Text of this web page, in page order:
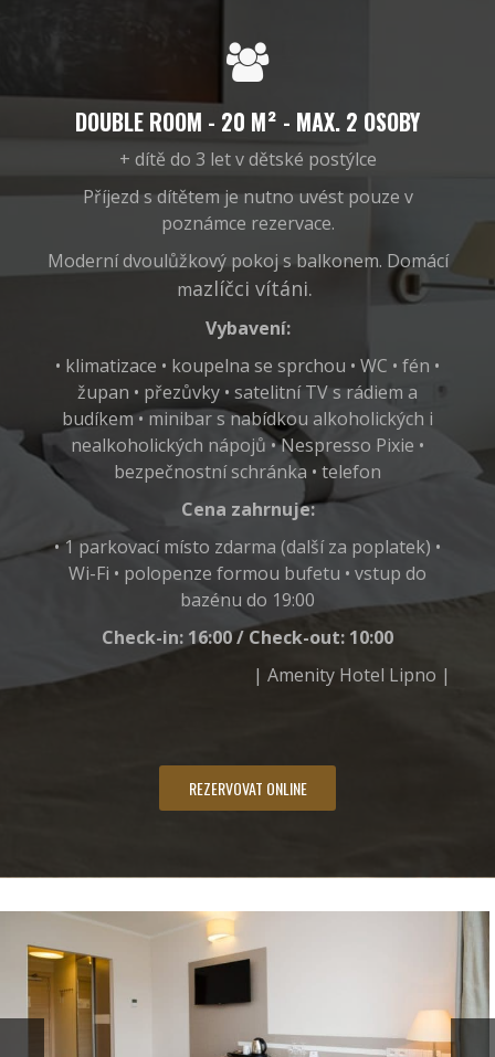
DOUBLE ROOM - 20 M² - MAX. 2 OSOBY
+ dítě do 3 let v dětské postýlce
Příjezd s dítětem je nutno uvést pouze v
poznámce rezervace.
Moderní dvoulůžkový pokoj s balkonem. Domácí
mazlíčci vítáni.
Vybavení:
• klimatizace • koupelna se sprchou • WC • fén •
župan • přezůvky • satelitní TV s rádiem a
budíkem • minibar s nabídkou alkoholických i
nealkoholických nápojů • Nespresso Pixie •
bezpečnostní schránka • telefon
Cena zahrnuje:
• 1 parkovací místo zdarma (další za poplatek) •
Wi-Fi • polopenze formou bufetu • vstup do
bazénu do 19:00
Check-in: 16:00 / Check-out: 10:00
| Amenity Hotel Lipno |
REZERVOVAT ONLINE